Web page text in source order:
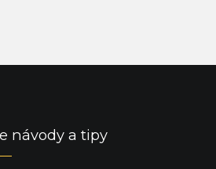
návody a tipy